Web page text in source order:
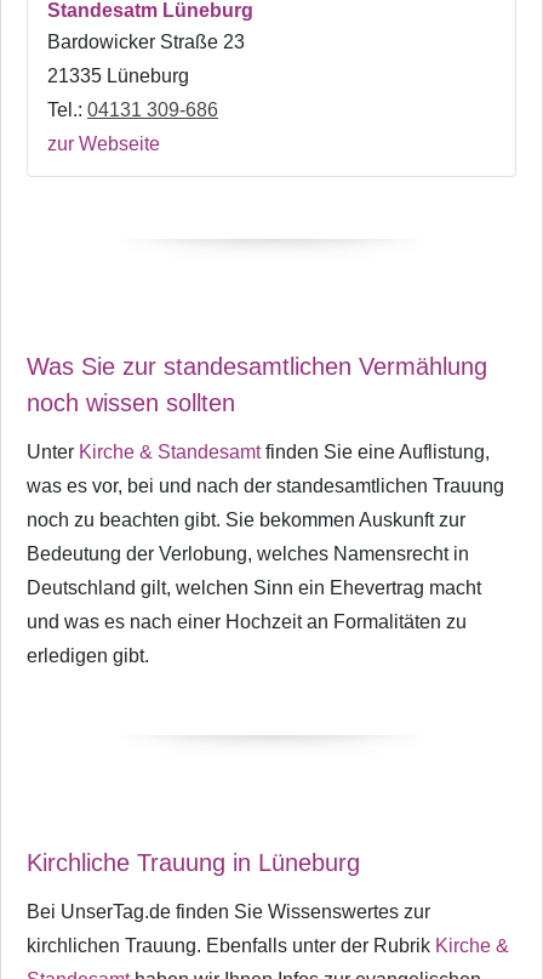
Standesatm Lüneburg
Bardowicker Straße 23
21335 Lüneburg
Tel.: 04131 309-686
zur Webseite
Was Sie zur standesamtlichen Vermählung
noch wissen sollten
Unter Kirche & Standesamtfinden Sie eine Auflistung,
was es vor, bei und nach der standesamtlichen Trauung
noch zu beachten gibt. Sie bekommen Auskunft zur
Bedeutung der Verlobung, welches Namensrecht in
Deutschland gilt, welchen Sinn ein Ehevertrag macht
und was es nach einer Hochzeit an Formalitäten zu
erledigen gibt.
Kirchliche Trauung in Lüneburg
Bei UnserTag.de finden Sie Wissenswertes zur
kirchlichen Trauung. Ebenfalls unter der Rubrik Kirche &